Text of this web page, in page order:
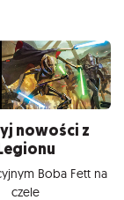
nowości z
Boba Fett na
czele